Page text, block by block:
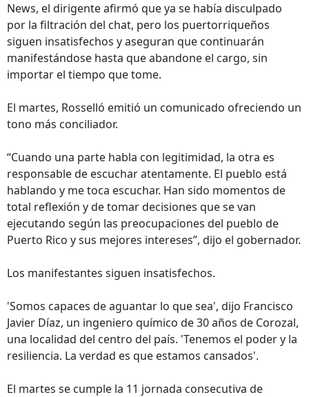
News, el dirigente afirmó que ya se había disculpado
por la filtración del chat, pero los puertorriqueños
siguen insatisfechos y aseguran que continuarán
manifestándose hasta que abandone el cargo, sin
importar el tiempo que tome.
El martes, Rosselló emitió un comunicado ofreciendo un
tono más conciliador.
“Cuando una parte habla con legitimidad, la otra es
responsable de escuchar atentamente. El pueblo está
hablando y me toca escuchar. Han sido momentos de
total reflexión y de tomar decisiones que se van
ejecutando según las preocupaciones del pueblo de
Puerto Rico y sus mejores intereses”, dijo el gobernador.
Los manifestantes siguen insatisfechos.
'Somos capaces de aguantar lo que sea', dijo Francisco
Javier Díaz, un ingeniero químico de 30 años de Corozal,
una localidad del centro del país. 'Tenemos el poder y la
resiliencia. La verdad es que estamos cansados'.
El martes se cumple la 11 jornada consecutiva de